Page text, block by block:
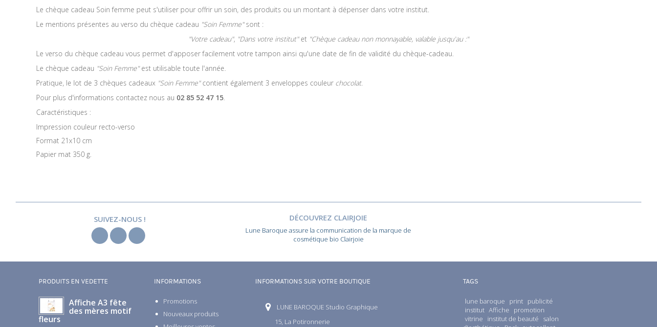
Le chèque cadeau Soin femme peut s'utiliser pour offrir un soin, des produits ou un montant à dépenser dans votre institut.
Le mentions présentes au verso du chèque cadeau "Soin Femme"sont :
"Votre cadeau", "Dans votre institut"et "Chèque cadeau non monnayable, valable jusqu'au :"
Le verso du chèque cadeau vous permet d'apposer facilement votre tampon ainsi qu'une date de fin de validité du chèque-cadeau.
Le chèque cadeau "Soin Femme"est utilisable toute l'année.
Pratique, le lot de 3 chèques cadeaux "Soin Femme"contient également 3 enveloppes couleur chocolat.
Pour plus d'informations contactez nous au 02 85 52 47 15.
Caractéristiques :
Impression couleur recto-verso
Format 21x10 cm
Papier mat 350 g.
SUIVEZ-NOUS ! DÉCOUVREZ CLAIRJOIE
Lune Baroque assure la communication de la marque de
cosmétique bio Clairjoie
PRODUITS EN VEDETTE
Affiche A3 fête
des mères motif
fleurs
INFORMATIONS
Promotions
Nouveaux produits
INFORMATIONS SUR VOTRE BOUTIQUE
LUNE BAROQUE Studio Graphique
15, La Potironnerie
TAGS
lune baroque print publicité
institut Affiche
promotion
vitrine
institut de beauté
salon